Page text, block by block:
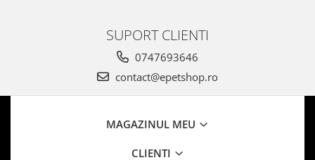
SUPORT CLIENTI
0747693646
contact@epetshop.ro
MAGAZINUL MEU
CLIENTI